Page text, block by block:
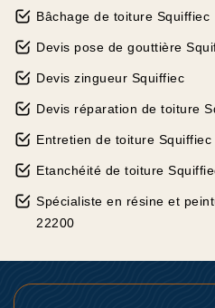
Bâchage de toiture Squiffiec
Devis pose de gouttière
Devis zingueur Squiffiec
Devis réparation de toiture
Entretien de toiture Squiffiec
Etanchéité de toiture
Spécialiste en résine et
22200